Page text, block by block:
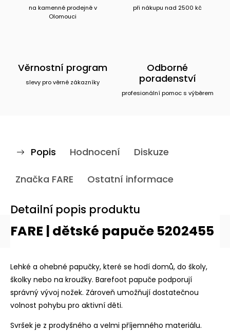
na kamenné prodejně v
Olomouci
při nákupu nad 2500 kč
Věrnostní program
slevy pro věrné zákazníky
Odborné
poradenství
profesionální pomoc s výběrem
Popis Hodnocení Diskuze
Značka FARE Ostatní informace
Detailní popis produktu
FARE | dětské papuče 5202455
Lehké a ohebné papučky, které se hodí domů, do školy,
školky nebo na kroužky. Barefoot papuče podporují
správný vývoj nožek. Zároveň umožňují dostatečnou
volnost pohybu pro aktivní děti.
Svršek je z prodyšného a velmi příjemného materiálu.